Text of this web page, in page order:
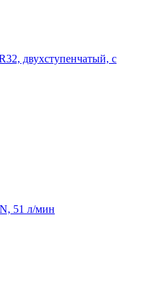
двухступенчатый, с
51 л/мин